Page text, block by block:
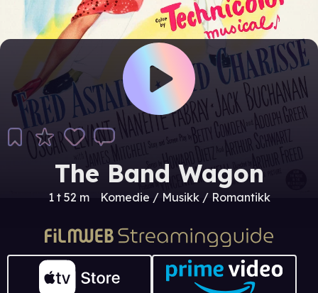
The Band Wagon
1 t 52 m Komedie / Musikk / Romantikk